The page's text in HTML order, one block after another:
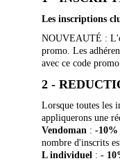
Les inscriptions
NOUVEAUTÉ :
promo. Les
avec ce code
2 -
Lorsque toutes les
appliquerons une
Vendoman : -10%
nombre d'inscrits
L individuel : -